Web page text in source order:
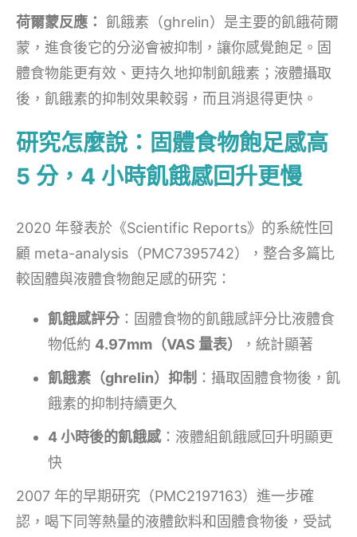
荷爾蒙反應： 飢餓素（ghrelin）是主要的飢餓荷爾
蒙，進食後它的分泌會被抑制，讓你感覺飽足。固
體食物能更有效、更持久地抑制飢餓素；液體攝取
後，飢餓素的抑制效果較弱，而且消退得更快。
研究怎麼說：固體食物飽足感高
5 分，4 小時飢餓感回升更慢
2020 年發表於《Scientific Reports》的系統性回
顧 meta-analysis（PMC7395742），整合多篇比
較固體與液體食物飽足感的研究：
飢餓感評分：固體食物的飢餓感評分比液體食
物低約 4.97mm（VAS 量表）
，統計顯著
飢餓素（ghrelin）抑制 ：攝取固體食物後，飢
餓素的抑制持續更久
4 小時後的飢餓感：液體組飢餓感回升明顯更
快
2007 年的早期研究（PMC2197163）進一步確
認，喝下同等熱量的液體飲料和固體食物後，受試